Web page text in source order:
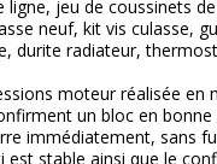
ligne, jeu de coussinets
neuf, kit vis culasse,
durite radiateur,
moteur réalisée en
un bloc en bonne
immédiatement, sans
est stable ainsi que le